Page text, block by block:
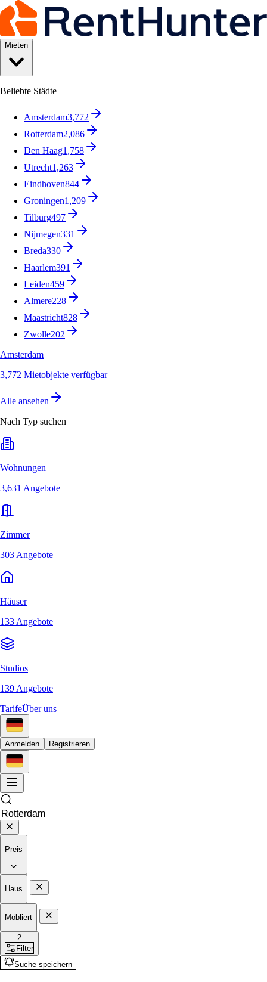
Mieten
Beliebte Städte
Amsterdam3,772
Rotterdam2,086
Den Haag1,758
Utrecht1,263
Eindhoven844
Groningen1,209
Tilburg497
Nijmegen331
Breda330
Haarlem391
Leiden459
Almere228
Maastricht828
Zwolle202
Amsterdam
3,772 Mietobjekte verfügbar
Alle ansehen
Nach Typ suchen
Wohnungen
3,631 Angebote
Zimmer
303 Angebote
Häuser
133 Angebote
Studios
139 Angebote
TarifeÜber uns
Anmelden Registrieren
Preis
Haus
Möbliert
2
Filter
Suche speichern